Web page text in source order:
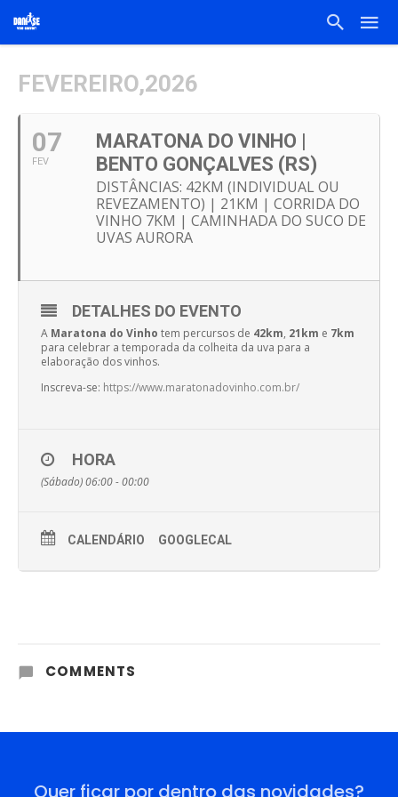
FEVEREIRO,2026
07
FEV
MARATONA DO VINHO |
BENTO GONÇALVES (RS)
DISTÂNCIAS: 42KM (INDIVIDUAL OU
REVEZAMENTO) | 21KM | CORRIDA DO
VINHO 7KM | CAMINHADA DO SUCO DE
UVAS AURORA
DETALHES DO EVENTO
A Maratona do Vinho tem percursos de 42km, 21km e 7km
para celebrar a temporada da colheita da uva para a
elaboração dos vinhos.
Inscreva-se: https://www.maratonadovinho.com.br/
HORA
(Sábado) 06:00 - 00:00
CALENDÁRIO GOOGLECAL
COMMENTS
Quer ficar por dentro das novidades?